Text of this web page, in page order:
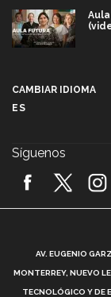
CAMBIAR IDIOMA
ES
Síguenos
AV. EUGENIO
MONTERREY, NUEVO
TECNOLÓGICO Y DE